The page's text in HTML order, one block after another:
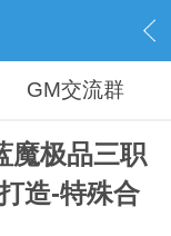
载 › 内容
GM交流群
魔极品三职
造-特殊合